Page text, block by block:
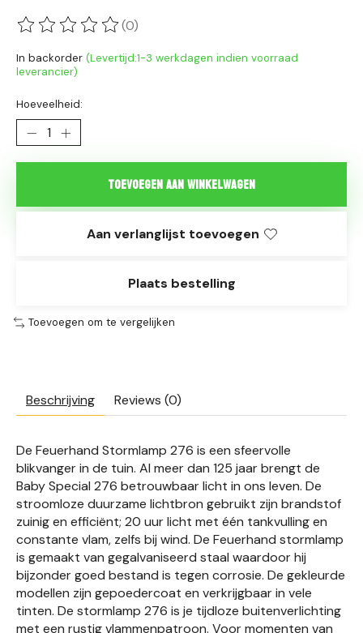
De beoordeling van dit product is
(0)
In backorder (Levertijd:1-3 werkdagen indien voorraad
leverancier)
Hoeveelheid:
Toevoegen aan winkelwagen
Aan verlanglijst toevoegen
Plaats bestelling
Toevoegen om te vergelijken
Beschrijving Reviews (0)
De Feuerhand Stormlamp 276 is een sfeervolle
blikvanger in de tuin. Al meer dan 125 jaar brengt de
Baby Special 276 betrouwbaar licht in ons leven. De
stroomloze duurzame lichtbron gebruikt zijn brandstof
zuinig en efficiënt; 20 uur licht met één tankvulling en
constante vlam, zelfs bij wind. De Feuerhand stormlamp
is gemaakt van gegalvaniseerd staal waardoor hij
bijzonder goed bestand is tegen corrosie. De gekleurde
modellen zijn gepoedercoat en verkrijgbaar in vele
tinten. De stormlamp 276 is je tijdloze buitenverlichting
met een rustig vlammenpatroon. Voor momenten van